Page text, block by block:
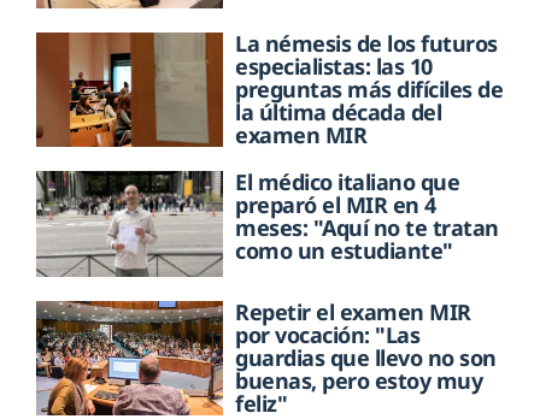
La némesis de los futuros
especialistas: las 10
preguntas más difíciles de
la última década del
examen MIR
El médico italiano que
preparó el MIR en 4
meses: "Aquí no te tratan
como un estudiante"
Repetir el examen MIR
por vocación: "Las
guardias que llevo no son
buenas, pero estoy muy
feliz"